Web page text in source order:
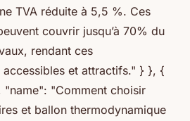
TVA réduite à 5,5 %. Ces
couvrir jusqu’à 70% du
rendant ces
accessibles et attractifs." } }, {
"name": "Comment choisir
et ballon thermodynamique